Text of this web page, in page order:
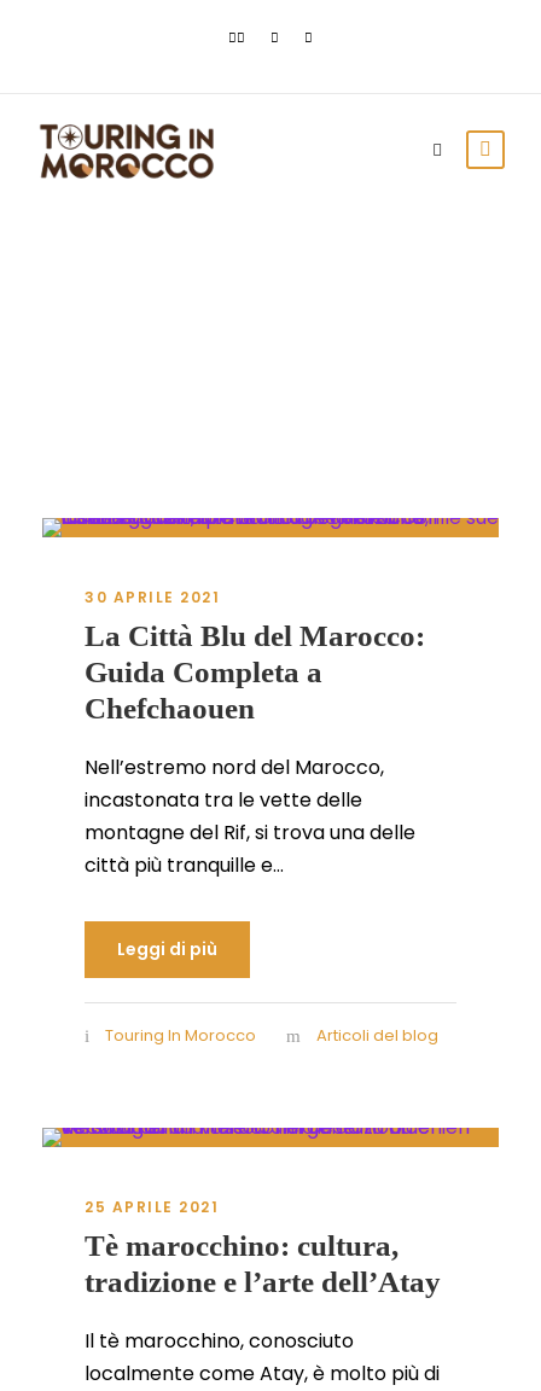
30 APRILE 2021
La Città Blu del Marocco:
Guida Completa a
Chefchaouen
Nell’estremo nord del Marocco,
incastonata tra le vette delle
montagne del Rif, si trova una delle
città più tranquille e...
Leggi di più
Touring In Morocco Articoli del blog
25 APRILE 2021
Tè marocchino: cultura,
tradizione e l’arte dell’Atay
Il tè marocchino, conosciuto
localmente come Atay, è molto più di